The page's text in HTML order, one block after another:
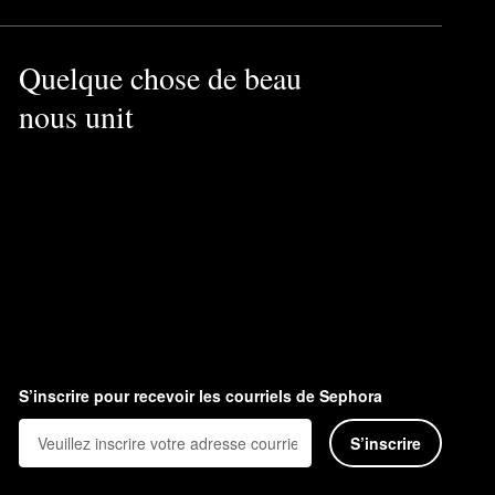
Quelque chose de beau
nous unit
S’inscrire pour recevoir les courriels de Sephora
S’inscrire